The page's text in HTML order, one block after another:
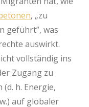
, „zu
geführt”, was
auswirkt.
vollständig ins
Zugang zu
h. Energie,
auf globaler